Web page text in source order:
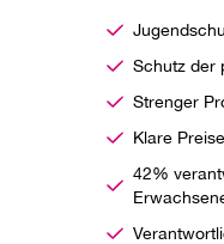
Schutz der
Strenger
Klare
42%